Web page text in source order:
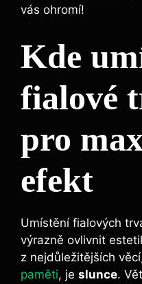
vás ohromí!
Kde⁢
fialové
pro
efekt
Umístění fialových
výrazně ⁢ovlivnit
z nejdůležitějších
paměti, je slunce.